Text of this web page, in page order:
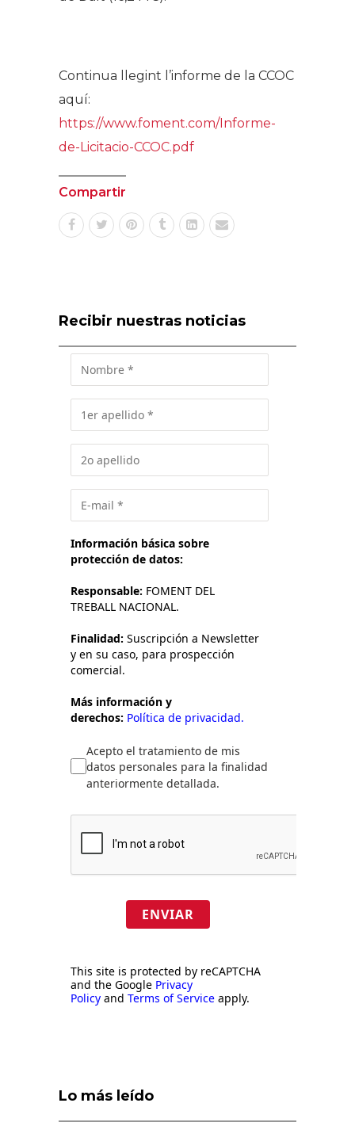
Continua llegint l’informe de la CCOC
aquí:
https://www.foment.com/Informe-
de-Licitacio-CCOC.pdf
Compartir
Recibir nuestras noticias
Información básica sobre
protección de datos:
Responsable: FOMENT DEL
TREBALL NACIONAL.
Finalidad: Suscripción a Newsletter
y en su caso, para prospección
comercial.
Más información y
derechos: Política de privacidad.
Acepto el tratamiento de mis
datos personales para la finalidad
anteriormente detallada.
ENVIAR
This site is protected by reCAPTCHA
and the Google Privacy
Policy and Terms of Service apply.
Lo más leído